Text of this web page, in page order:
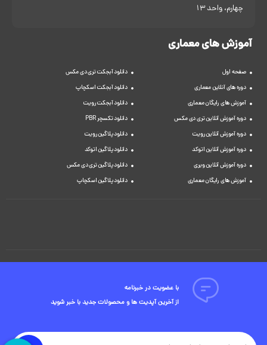
چهارم، واحد 13
آموزش های معماری
صفحه اول
دوره های آنلاین معماری
آموزش های رایگان معماری
دوره آموزش آنلاین تری دی مکس
دوره آموزش آنلاین رویت
دوره آموزش آنلاین اتوکد
دوره آموزش آنلاین ویری
آموزش های رایگان معماری
دانلود آبجکت تری دی مکس
دانلود آبجکت اسکچاپ
دانلود آبجکت رویت
دانلود تکسچر PBR
دانلود پلاگین رویت
دانلود پلاگین اتوکد
دانلود پلاگین تری دی مکس
دانلود پلاگین اسکچاپ
با عضویت در خبرنامه
از آخرین آپدیت ها و محصولات جدید با خبر شوید